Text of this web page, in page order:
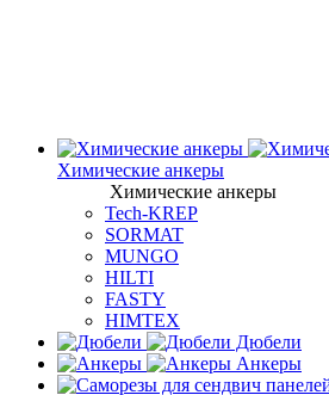
Химические анкеры
Химические анкеры
Tech-KREP
SORMAT
MUNGO
HILTI
FASTY
HIMTEX
Дюбели
Анкеры